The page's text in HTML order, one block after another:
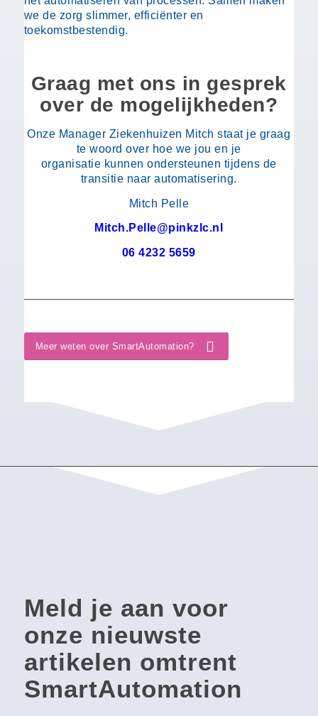
we de zorg slimmer, efficiënter en
toekomstbestendig.
Graag met ons in gesprek
over de mogelijkheden?
Onze Manager Ziekenhuizen Mitch staat je graag
te woord over hoe we jou en je
organisatie kunnen ondersteunen tijdens de
transitie naar automatisering.
Mitch Pelle
Mitch.Pelle@pinkzlc.nl
06 4232 5659
Meer weten over SmartAutomation?
Meld je aan voor
onze nieuwste
artikelen omtrent
SmartAutomation